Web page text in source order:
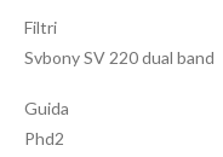
Filtri
Svbony SV 220 dual band
Guida
Phd2